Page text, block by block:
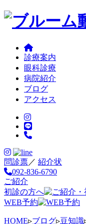
診療案内
眼科診療
病院紹介
ブログ
アクセス
問診票／ 紹介状
092-836-6790
ご紹介
初診の方へ
WEB予約
HOME▹ブログ▹豆知識